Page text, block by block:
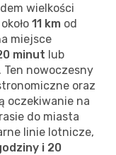
wielkości
11 km od
miejsce
minut lub
nowoczesny
oraz
oczekiwanie na
do miasta
linie lotnicze,
i 20